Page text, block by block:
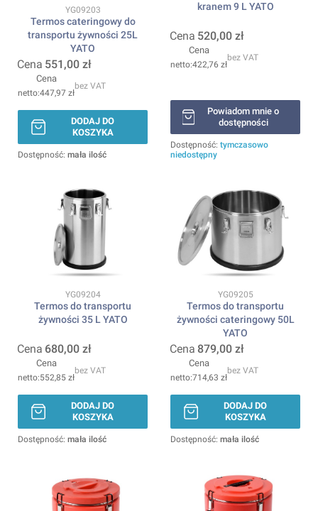
Kod produktu
YG09203
Termos cateringowy do
transportu żywności 25L
YATO
Cena 551,00 zł
Cena
447,97 zł
bez VAT
DODAJ DO
KOSZYKA
Dostępność: mała ilość
kranem 9 L YATO
Cena 520,00 zł
Cena
422,76 zł
bez VAT
Powiadom mnie o
dostępności
Dostępność: tymczasowo
niedostępny
Kod produktu
YG09204
Termos do transportu
żywności 35 L YATO
Cena 680,00 zł
Cena
552,85 zł
bez VAT
DODAJ DO
KOSZYKA
Dostępność: mała ilość
Kod produktu
YG09205
Termos do transportu
żywności cateringowy 50L
YATO
Cena 879,00 zł
Cena
714,63 zł
bez VAT
DODAJ DO
KOSZYKA
Dostępność: mała ilość